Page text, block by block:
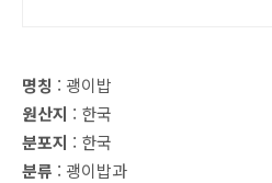
명칭 : 괭이밥
원산지 : 한국
분포지 : 한국
분류 : 괭이밥과